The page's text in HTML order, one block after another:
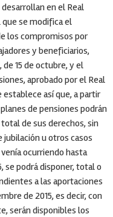
en el Real
se modifica el
los compromisos por
y beneficiarios,
15 de octubre, y el
aprobado por el Real
así que, a partir
de pensiones podrán
de sus derechos, sin
jubilación u otros casos
ocurriendo hasta
se podrá disponer, total o
a las aportaciones
de 2015, es decir, con
serán disponibles los